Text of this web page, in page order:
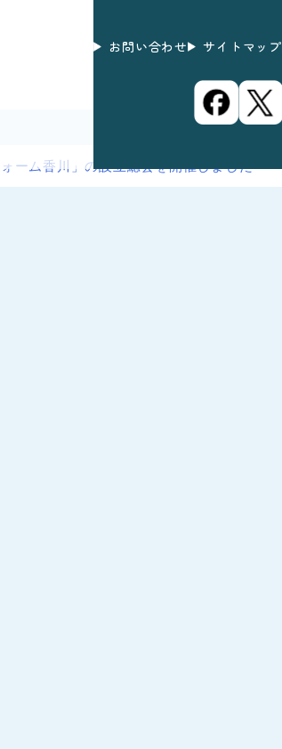
お問い合わせ サイトマップ
ーム香川」の設立総会を開催しました